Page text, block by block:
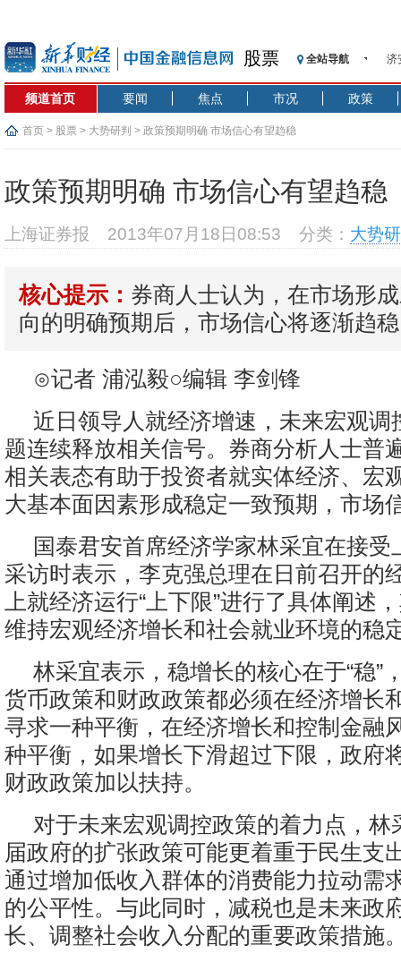
股票 全站导航
济
基
恒
济
频道首页 要闻 焦点 市况 政策
首页 > 股票 > 大势研判 > 政策预期明确 市场信心有望趋稳
政策预期明确 市场信心有望趋稳
上海证券报 2013年07月18日08:53 分类： 大势
核心提示： 券商人士认为，在市场形
向的明确预期后，市场信心将逐渐趋
⊙记者 浦泓毅○编辑 李剑锋
近日领导人就经济增速，未来宏观调
题连续释放相关信号。券商分析人士普
相关表态有助于投资者就实体经济、宏
大基本面因素形成稳定一致预期，市场
国泰君安首席经济学家林采宜在接受
采访时表示，李克强总理在日前召开的
上就经济运行“上下限”进行了具体阐述
维持宏观经济增长和社会就业环境的稳
林采宜表示，稳增长的核心在于“稳”
货币政策和财政政策都必须在经济增长
寻求一种平衡，在经济增长和控制金融
种平衡，如果增长下滑超过下限，政府
财政政策加以扶持。
对于未来宏观调控政策的着力点，林
届政府的扩张政策可能更着重于民生支
通过增加低收入群体的消费能力拉动需
的公平性。与此同时，减税也是未来政
长、调整社会收入分配的重要政策措施